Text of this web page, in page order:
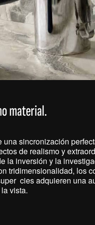
material.
una sincronización
de realismo y
la inversión y la
tridimensionalidad, los
cies adquieren una
vista.